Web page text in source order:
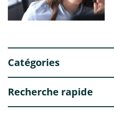
Catégories
Recherche rapide